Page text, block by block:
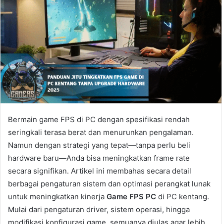
Bermain game FPS di PC dengan spesifikasi rendah
seringkali terasa berat dan menurunkan pengalaman.
Namun dengan strategi yang tepat—tanpa perlu beli
hardware baru—Anda bisa meningkatkan frame rate
secara signifikan. Artikel ini membahas secara detail
berbagai pengaturan sistem dan optimasi perangkat lunak
untuk meningkatkan kinerja Game FPS PC di PC kentang.
Mulai dari pengaturan driver, sistem operasi, hingga